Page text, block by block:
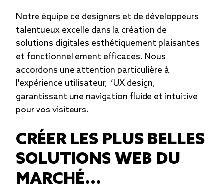
Notre équipe de designers et de développeurs
talentueux excelle dans la création de
solutions digitales esthétiquement plaisantes
et fonctionnellement efficaces. Nous
accordons une attention particulière à
l'expérience utilisateur, l’UX design,
garantissant une navigation fluide et intuitive
pour vos visiteurs.
CRÉER LES PLUS BELLES
SOLUTIONS WEB DU
MARCHÉ...